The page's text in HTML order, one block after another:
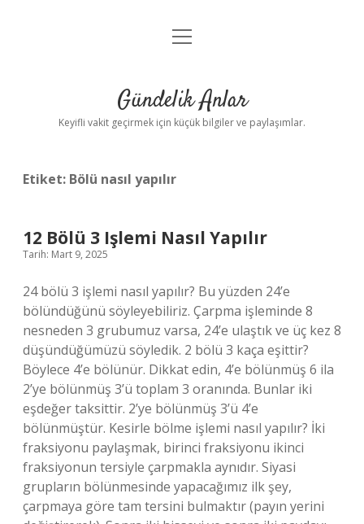
Anasayfa
Yasal Uyarı
menüyü
Gündelik Anlar
Keyifli vakit geçirmek için küçük bilgiler ve paylaşımlar.
Etiket: Bölü nasıl yapılır
12 Bölü 3 Işlemi Nasıl Yapılır
Tarih: Mart 9, 2025
24 bölü 3 işlemi nasıl yapılır? Bu yüzden 24’e
bölündüğünü söyleyebiliriz. Çarpma işleminde 8
nesneden 3 grubumuz varsa, 24’e ulaştık ve üç kez 8
düşündüğümüzü söyledik. 2 bölü 3 kaça eşittir?
Böylece 4’e bölünür. Dikkat edin, 4’e bölünmüş 6 ila
2’ye bölünmüş 3’ü toplam 3 oranında. Bunlar iki
eşdeğer taksittir. 2’ye bölünmüş 3’ü 4’e
bölünmüştür. Kesirle bölme işlemi nasıl yapılır? İki
fraksiyonu paylaşmak, birinci fraksiyonu ikinci
fraksiyonun tersiyle çarpmakla aynıdır. Siyasi
grupların bölünmesinde yapacağımız ilk şey,
çarpmaya göre tam tersini bulmaktır (payın yerini